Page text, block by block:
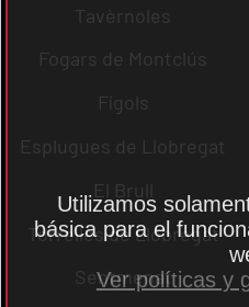
Tavèrnoles
Fogars de Montclús
Fígols
Esplugues de Llobregat
El Brull
Torrelles de Llobregat
Sentmenat
Utilizamos
básica para el
Ver políticas y